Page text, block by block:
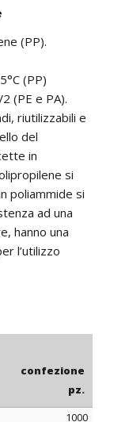
(PP).
(PP)
(PE e PA).
riutilizzabili e
del
in
si
poliammide si
ad una
hanno una
l’utilizzo
confezione
pz.
1000